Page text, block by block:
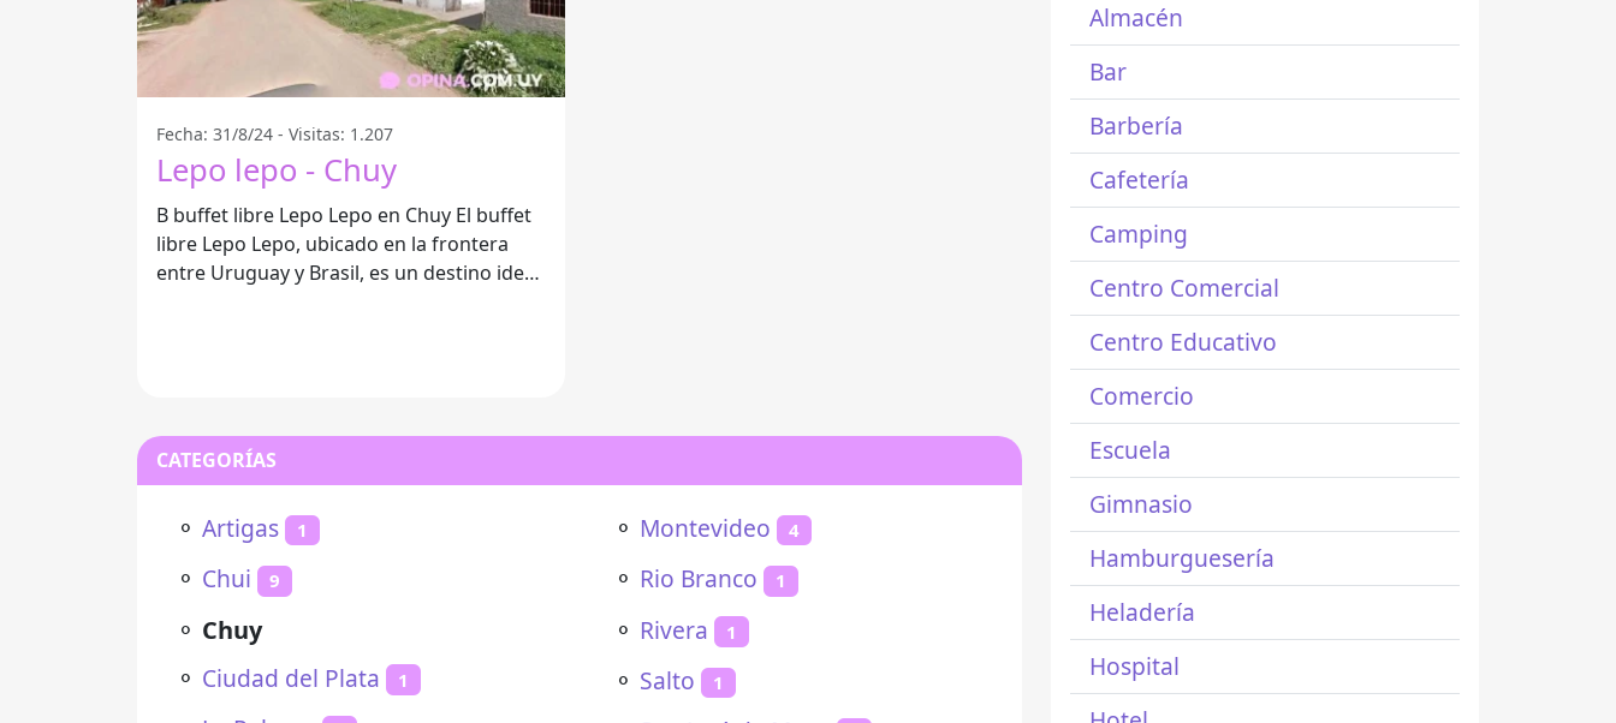
Fecha: 31/8/24 - Visitas: 1.207
Lepo lepo - Chuy
B buffet libre Lepo Lepo en Chuy El buffet
libre Lepo Lepo, ubicado en la frontera
entre Uruguay y Brasil, es un destino ideal
CATEGORÍAS
⚬ Artigas 1
⚬ Chui 9
⚬ Chuy
⚬ Ciudad del Plata 1
⚬ Montevideo 4
⚬ Rio Branco 1
⚬ Rivera 1
⚬ Salto 1
Almacén
Bar
Barbería
Cafetería
Camping
Centro Comercial
Centro Educativo
Comercio
Escuela
Gimnasio
Hamburguesería
Heladería
Hospital